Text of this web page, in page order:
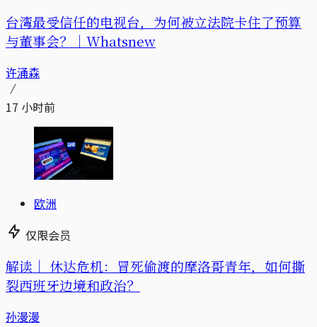
台湾最受信任的电视台，为何被立法院卡住了预算
与董事会？｜Whatsnew
许涌森
17 小时前
欧洲
仅限会员
解读｜ 休达危机：冒死偷渡的摩洛哥青年，如何撕
裂西班牙边境和政治？
孙漫漫